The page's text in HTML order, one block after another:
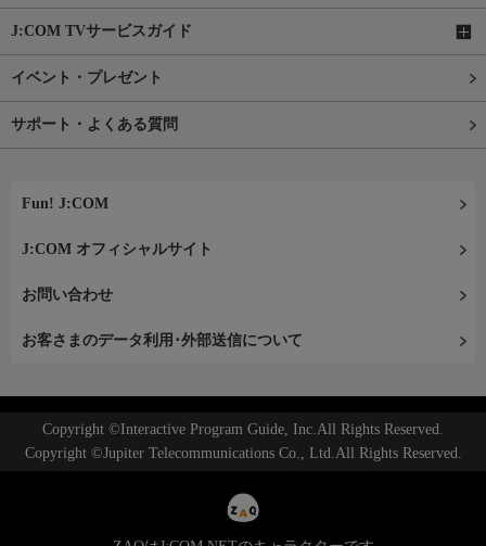
J:COM TVサービスガイド
イベント・プレゼント
サポート・よくある質問
Fun! J:COM
J:COM オフィシャルサイト
お問い合わせ
お客さまのデータ利用･外部送信について
Copyright ©Interactive Program Guide, Inc.All Rights Reserved.
Copyright ©Jupiter Telecommunications Co., Ltd.All Rights Reserved.